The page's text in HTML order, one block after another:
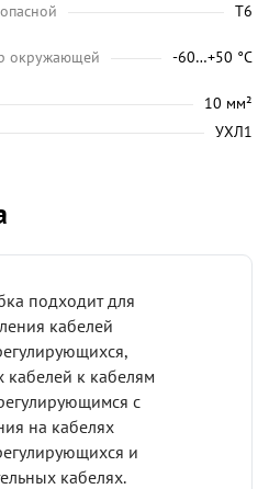
Т6
окружающей
-60…+50 °С
10 мм²
УХЛ1
подходит для
кабелей
к кабелям
с
на кабелях
и
кабелях.